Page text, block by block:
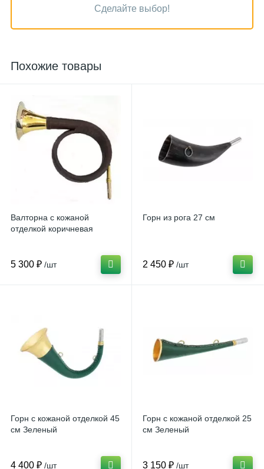
Сделайте выбор!
Похожие товары
Валторна с кожаной
отделкой коричневая
5 300 ₽ /шт
Горн из рога 27 см
2 450 ₽ /шт
Горн с кожаной отделкой 45
см Зеленый
4 400 ₽ /шт
Горн с кожаной отделкой 25
см Зеленый
3 150 ₽ /шт